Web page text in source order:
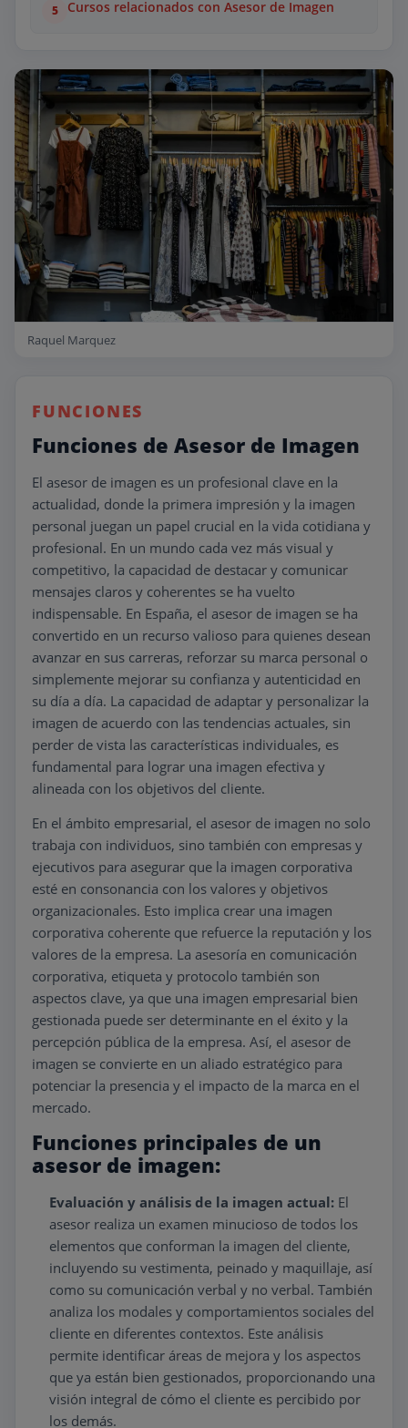
Cursos relacionados con Asesor de Imagen
Raquel Marquez
FUNCIONES
Funciones de Asesor de Imagen
El asesor de imagen es un profesional clave en la
actualidad, donde la primera impresión y la imagen
personal juegan un papel crucial en la vida cotidiana y
profesional. En un mundo cada vez más visual y
competitivo, la capacidad de destacar y comunicar
mensajes claros y coherentes se ha vuelto
indispensable. En España, el asesor de imagen se ha
convertido en un recurso valioso para quienes desean
avanzar en sus carreras, reforzar su marca personal o
simplemente mejorar su confianza y autenticidad en
su día a día. La capacidad de adaptar y personalizar la
imagen de acuerdo con las tendencias actuales, sin
perder de vista las características individuales, es
fundamental para lograr una imagen efectiva y
alineada con los objetivos del cliente.
En el ámbito empresarial, el asesor de imagen no solo
trabaja con individuos, sino también con empresas y
ejecutivos para asegurar que la imagen corporativa
esté en consonancia con los valores y objetivos
organizacionales. Esto implica crear una imagen
corporativa coherente que refuerce la reputación y los
valores de la empresa. La asesoría en comunicación
corporativa, etiqueta y protocolo también son
aspectos clave, ya que una imagen empresarial bien
gestionada puede ser determinante en el éxito y la
percepción pública de la empresa. Así, el asesor de
imagen se convierte en un aliado estratégico para
potenciar la presencia y el impacto de la marca en el
mercado.
Funciones principales de un
asesor de imagen:
Evaluación y análisis de la imagen actual: El
asesor realiza un examen minucioso de todos los
elementos que conforman la imagen del cliente,
incluyendo su vestimenta, peinado y maquillaje, así
como su comunicación verbal y no verbal. También
analiza los modales y comportamientos sociales del
cliente en diferentes contextos. Este análisis
permite identificar áreas de mejora y los aspectos
que ya están bien gestionados, proporcionando una
visión integral de cómo el cliente es percibido por
los demás.